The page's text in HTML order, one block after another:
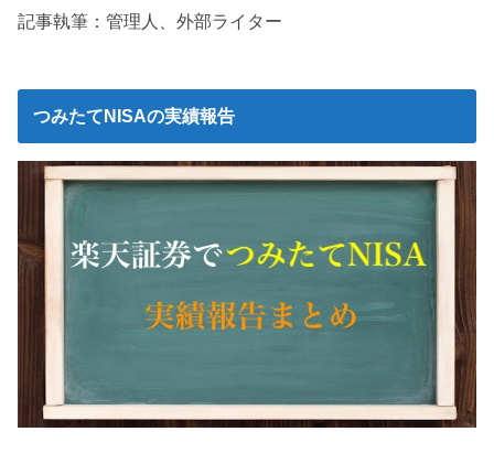
記事執筆：管理人、外部ライター
つみたてNISAの実績報告